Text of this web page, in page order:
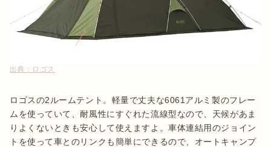
出典： ロゴス
ロゴスの2ルームテント。軽量で丈夫な6061アルミ製のフレー
ムを使っていて、耐風性にすぐれた流線型なので、天候があま
りよくないときも安心して使えますよ。車体連結用のジョイン
トを使って車とのリンクも簡単にできるので、オートキャンプ